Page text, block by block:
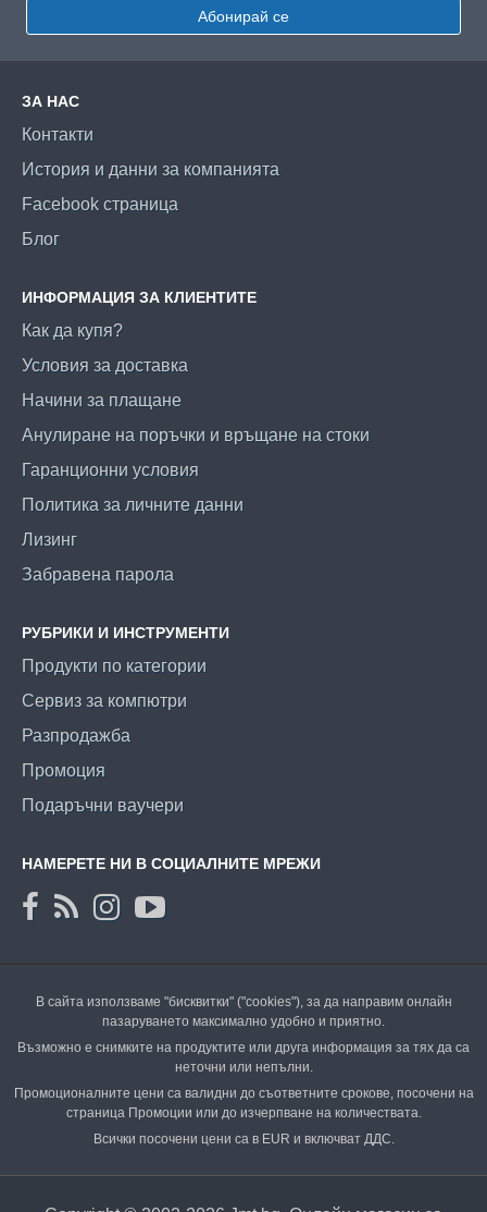
Абонирай се
ЗА НАС
Контакти
История и данни за компанията
Facebook страница
Блог
ИНФОРМАЦИЯ ЗА КЛИЕНТИТЕ
Как да купя?
Условия за доставка
Начини за плащане
Анулиране на поръчки и връщане на стоки
Гаранционни условия
Политика за личните данни
Лизинг
Забравена парола
РУБРИКИ И ИНСТРУМЕНТИ
Продукти по категории
Сервиз за компютри
Разпродажба
Промоция
Подаръчни ваучери
НАМЕРЕТЕ НИ В СОЦИАЛНИТЕ МРЕЖИ
В сайта използваме "бисквитки" ("cookies"), за да направим онлайн
пазаруването максимално удобно и приятно.
Възможно е снимките на продуктите или друга информация за тях да са
неточни или непълни.
Промоционалните цени са валидни до съответните срокове, посочени на
страница Промоции или до изчерпване на количествата.
Всички посочени цени са в EUR и включват ДДС.